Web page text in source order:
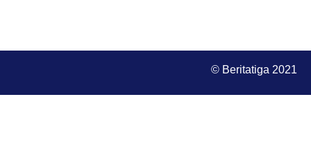
© Beritatiga 2021